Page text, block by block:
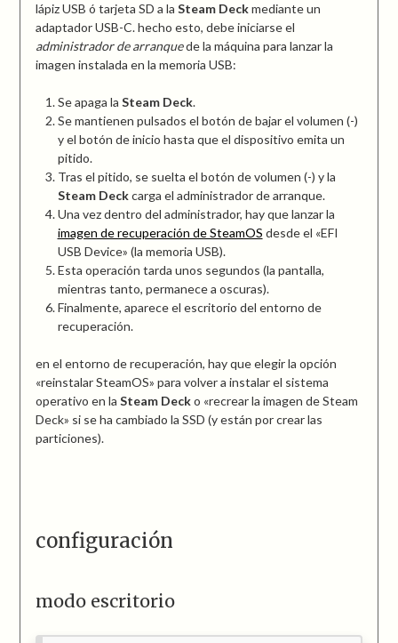
lápiz USB ó tarjeta SD a la Steam Deckmediante un
adaptador USB-C. hecho esto, debe iniciarse el
administrador de arranquede la máquina para lanzar la
imagen instalada en la memoria USB:
Se apaga la Steam Deck.
Se mantienen pulsados el botón de bajar el volumen (-)
y el botón de inicio hasta que el dispositivo emita un
pitido.
Tras el pitido, se suelta el botón de volumen (-) y la
Steam Deckcarga el administrador de arranque.
Una vez dentro del administrador, hay que lanzar la
imagen de recuperación de SteamOS desde el «EFI
USB Device» (la memoria USB).
Esta operación tarda unos segundos (la pantalla,
mientras tanto, permanece a oscuras).
Finalmente, aparece el escritorio del entorno de
recuperación.
en el entorno de recuperación, hay que elegir la opción
«reinstalar SteamOS» para volver a instalar el sistema
operativo en la Steam Decko «recrear la imagen de Steam
Deck» si se ha cambiado la SSD (y están por crear las
particiones).
configuración
modo escritorio